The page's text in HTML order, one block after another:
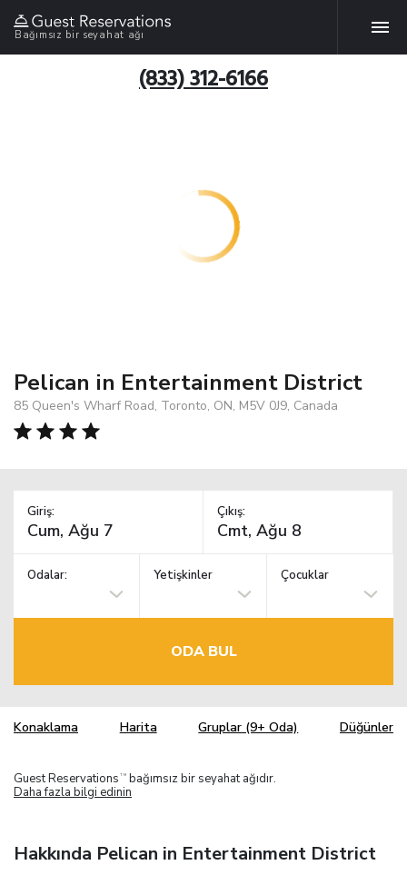
Bağımsız bir seyahat ağı
(833) 312-6166
Pelican in Entertainment District
85 Queen's Wharf Road, Toronto, ON, M5V 0J9, Canada
Giriş: Çıkış:
Odalar: Yetişkinler Çocuklar
ODA BUL
Konaklama Harita Gruplar (9+ Oda) Düğünler
Guest Reservations TM bağımsız bir seyahat ağıdır.
Daha fazla bilgi edinin
Hakkında Pelican in Entertainment District